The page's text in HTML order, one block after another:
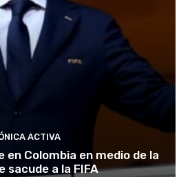
ACTIVA
Colombia en medio de la
sacude a la FIFA